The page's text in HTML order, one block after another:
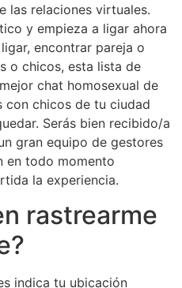
las relaciones virtuales.
y empieza a ligar ahora
encontrar pareja o
o chicos, esta lista de
chat homosexual de
con chicos de tu ciudad
Serás bien recibido/a
gran equipo de gestores
en todo momento
la experiencia.
rastrearme
indica tu ubicación